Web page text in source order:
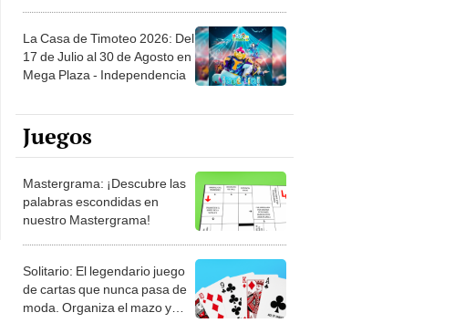
La Casa de Timoteo 2026: Del
17 de Julio al 30 de Agosto en
Mega Plaza - Independencia
Juegos
Mastergrama: ¡Descubre las
palabras escondidas en
nuestro Mastergrama!
Solitario: El legendario juego
de cartas que nunca pasa de
moda. Organiza el mazo y